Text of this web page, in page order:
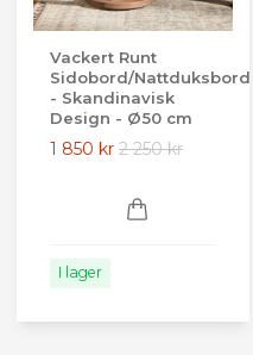
Vackert Runt
Sidobord/Nattduksbord
- Skandinavisk
Design - Ø50 cm
1 850 kr 2 250 kr
I lager